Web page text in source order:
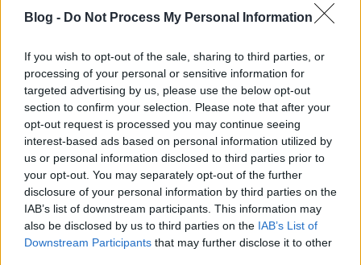
Blog - Do Not Process My Personal Information
If you wish to opt-out of the sale, sharing to third parties, or
processing of your personal or sensitive information for
targeted advertising by us, please use the below opt-out
section to confirm your selection. Please note that after your
opt-out request is processed you may continue seeing
interest-based ads based on personal information utilized by
us or personal information disclosed to third parties prior to
your opt-out. You may separately opt-out of the further
disclosure of your personal information by third parties on the
IAB’s list of downstream participants. This information may
also be disclosed by us to third parties on the IAB’s List of
Downstream Participants that may further disclose it to other
Autóval Európában
Európa Pont •2025. június 21.